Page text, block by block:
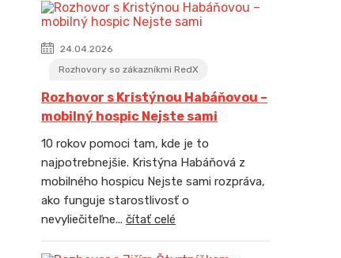
24.04.2026
Rozhovory so zákazníkmi RedX
Rozhovor s Kristýnou Habáňovou –
mobilný hospic Nejste sami
10 rokov pomoci tam, kde je to
najpotrebnejšie. Kristýna Habáňová z
mobilného hospicu Nejste sami rozpráva,
ako funguje starostlivosť o
nevyliečiteľne... čítať celé